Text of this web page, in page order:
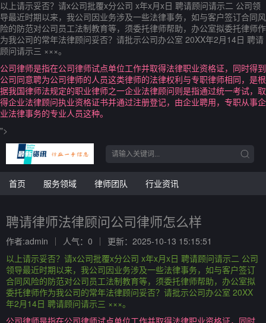
以上请示妥否？请x公司批覆x分公司 x年x月x日 聘请顾问请示二 公司领
导最近时期以来，我公司因业务涉及一些法律事务，如与客户签订合同风
险的防范对公司员工法制教育等，须委托律师帮助，办公室拟委托律师作
为我公司的常年法律顾问妥否？请批示公司办公室 20XX年2月14日 聘请
顾问请示三 ×××。
公司律师是指在公司律师试点单位工作并取得法律职业资格证，同时得到
公司同意聘为公司律师的人员这类律师的法律权利与专职律师相同，是根
据我国律师法规定的职业律师之一企业法律顾问则是指通过统一考试，取
得企业法律顾问执业资格证书并通过注册登记，由企业聘用，专职从事企
业法律事务的专业人员这种。
">
首页 服务领域 律师团队 行业资讯
聘请律师法律顾问公司律师怎么样
作者:admin 人气：0
更新：2025-10-13 15:15:51
以上请示妥否？请x公司批覆x分公司 x年x月x日 聘请顾问请示二 公司
领导最近时期以来，我公司因业务涉及一些法律事务，如与客户签订
合同风险的防范对公司员工法制教育等，须委托律师帮助，办公室拟
委托律师作为我公司的常年法律顾问妥否？请批示公司办公室 20XX
年2月14日 聘请顾问请示三 ×××。
公司律师是指在公司律师试点单位工作并取得法律职业资格证，同时